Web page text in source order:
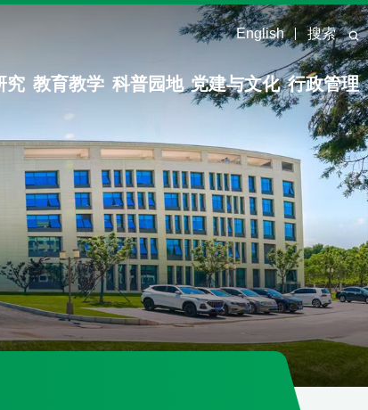
English 搜索
究 教育教学 科普园地 党建与文化 行政管理